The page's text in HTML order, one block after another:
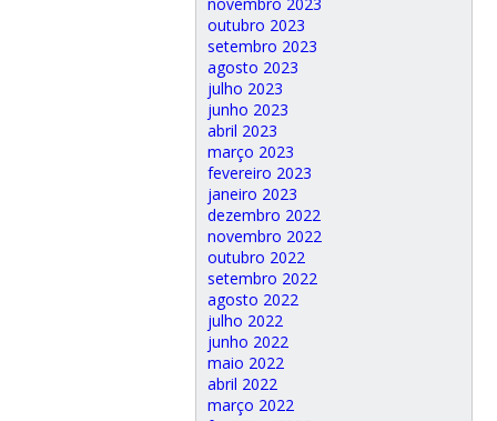
outubro 2023
setembro 2023
agosto 2023
julho 2023
junho 2023
abril 2023
março 2023
fevereiro 2023
janeiro 2023
dezembro 2022
novembro 2022
outubro 2022
setembro 2022
agosto 2022
julho 2022
junho 2022
maio 2022
abril 2022
março 2022